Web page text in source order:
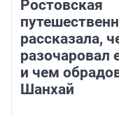
Ростовская
рассказала,
разочаровал
и чем
Шанхай